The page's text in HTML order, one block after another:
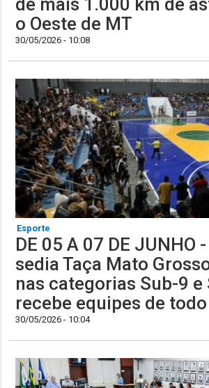
o Oeste de MT
30/05/2026 - 10:08
Esporte
DE 05 A 07 DE JUNHO
sedia Taça Mato
nas categorias Sub-9 e
recebe equipes de
30/05/2026 - 10:04